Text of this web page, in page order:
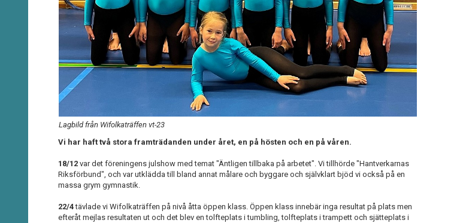
Lagbild från Wifolkaträffen vt-23
Vi har haft två stora framträdanden under året, en på hösten och en på våren.
18/12 var det föreningens julshow med temat "Äntligen tillbaka på arbetet". Vi tillhörde "Hantverkarnas
Riksförbund", och var utklädda till bland annat målare och byggare och självklart bjöd vi också på en
massa grym gymnastik.
22/4tävlade vi Wifolkaträffen på nivå åtta öppen klass. Öppen klass innebär inga resultat på plats men
efteråt mejlas resultaten ut och det blev en tolfteplats i tumbling, tolfteplats i trampett och sjätteplats i